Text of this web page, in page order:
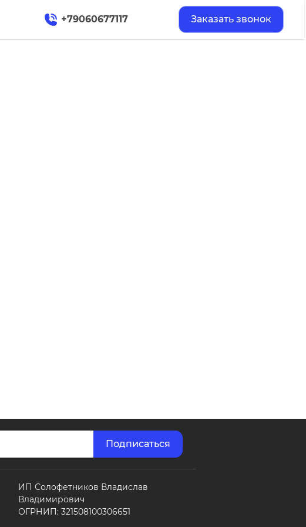
+79060677117 Заказать звонок
ИП Солофетников Владислав
Владимирович
ОГРНИП: 321508100306651